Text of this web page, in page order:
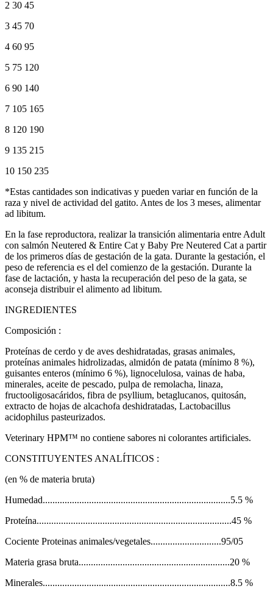
2 30 45
3 45 70
4 60 95
5 75 120
6 90 140
7 105 165
8 120 190
9 135 215
10 150 235
*Estas cantidades son indicativas y pueden variar en función de la
raza y nivel de actividad del gatito. Antes de los 3 meses, alimentar
ad libitum.
En la fase reproductora, realizar la transición alimentaria entre Adult
con salmón Neutered & Entire Cat y Baby Pre Neutered Cat a partir
de los primeros días de gestación de la gata. Durante la gestación, el
peso de referencia es el del comienzo de la gestación. Durante la
fase de lactación, y hasta la recuperación del peso de la gata, se
aconseja distribuir el alimento ad libitum.
INGREDIENTES
Composición :
Proteínas de cerdo y de aves deshidratadas, grasas animales,
proteínas animales hidrolizadas, almidón de patata (mínimo 8 %),
guisantes enteros (mínimo 6 %), lignocelulosa, vainas de haba,
minerales, aceite de pescado, pulpa de remolacha, linaza,
fructooligosacáridos, fibra de psyllium, betaglucanos, quitosán,
extracto de hojas de alcachofa deshidratadas, Lactobacillus
acidophilus pasteurizados.
Veterinary HPM™ no contiene sabores ni colorantes artificiales.
CONSTITUYENTES ANALÍTICOS :
(en % de materia bruta)
Humedad.............................................................................5.5 %
Proteína................................................................................45 %
Cociente Proteinas animales/vegetales.............................95/05
Materia grasa bruta..............................................................20 %
Minerales.............................................................................8.5 %